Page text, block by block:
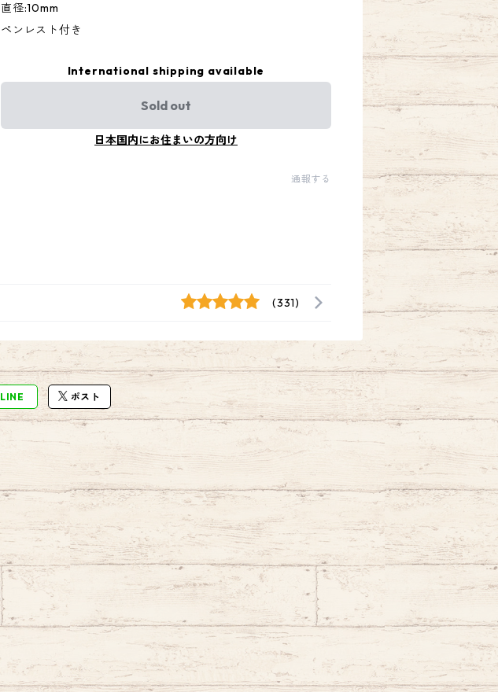
直径:10mm
ペンレスト付き
International shipping available
Sold out
日本国内にお住まいの方向け
通報する
(331)
LINE ポスト